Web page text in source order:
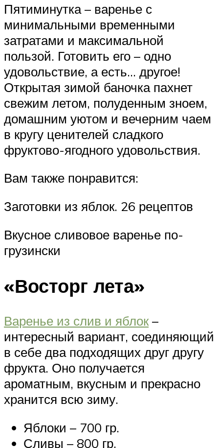
Пятиминутка – варенье с
минимальными временными
затратами и максимальной
пользой. Готовить его – одно
удовольствие, а есть… другое!
Открытая зимой баночка пахнет
свежим летом, полуденным зноем,
домашним уютом и вечерним чаем
в кругу ценителей сладкого
фруктово-ягодного удовольствия.
Вам также понравится:
Заготовки из яблок. 26 рецептов
Вкусное сливовое варенье по-
грузински
«Восторг лета»
Варенье из слив и яблок –
интересный вариант, соединяющий
в себе два подходящих друг другу
фрукта. Оно получается
ароматным, вкусным и прекрасно
хранится всю зиму.
Яблоки – 700 гр.
Сливы – 800 гр.